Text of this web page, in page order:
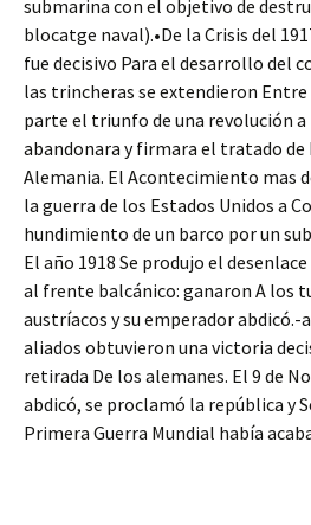
submarina con el objetivo de
blocatge naval).•De la Crisis del
fue decisivo Para el desarrollo del
las trincheras se extendieron
parte el triunfo de una revolución a
abandonara y firmara el tratado
Alemania. El Acontecimiento mas
la guerra de los Estados Unidos a
hundimiento de un barco por un
El año 1918 Se produjo el
al frente balcánico: ganaron A los
austríacos y su emperador
aliados obtuvieron una victoria
retirada De los alemanes. El 9 de
abdicó, se proclamó la república y
Primera Guerra Mundial había